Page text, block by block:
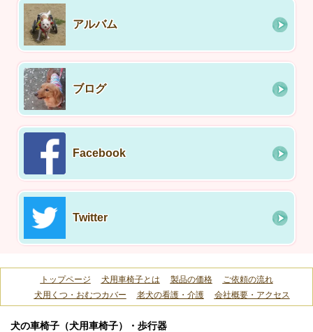
アルバム
ブログ
Facebook
Twitter
トップページ 犬用車椅子とは 製品の価格
ご依頼の流れ
犬用くつ・おむつカバー
老犬の看護・介護 会社概要・アクセス
犬の車椅子（犬用車椅子）・歩行器